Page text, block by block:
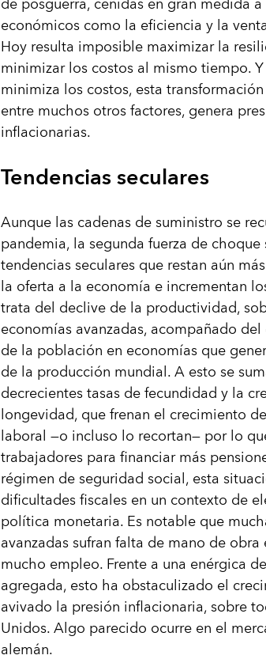
económicos como la eficiencia y la
Hoy resulta imposible maximizar la
minimizar los costos al mismo tiempo.
minimiza los costos, esta
entre muchos otros factores, genera
inflacionarias.
Tendencias seculares
Aunque las cadenas de suministro se
pandemia, la segunda fuerza de
tendencias seculares que restan aún
la oferta a la economía e incrementan
trata del declive de la productividad,
economías avanzadas, acompañado
de la población en economías que
de la producción mundial. A esto se
decrecientes tasas de fecundidad y la
longevidad, que frenan el crecimiento
laboral —o incluso lo recortan— por lo
trabajadores para financiar más
régimen de seguridad social, esta
dificultades fiscales en un contexto de
política monetaria. Es notable que
avanzadas sufran falta de mano de obra
mucho empleo. Frente a una enérgica
agregada, esto ha obstaculizado el
avivado la presión inflacionaria, sobre
Unidos. Algo parecido ocurre en el
alemán.